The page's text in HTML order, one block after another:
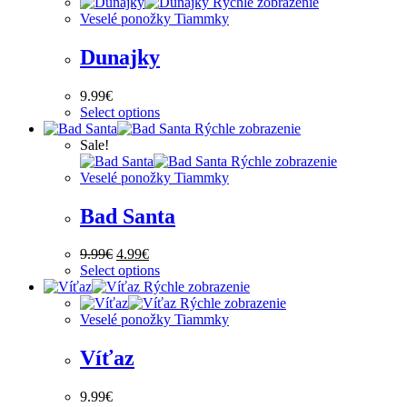
Veselé ponožky Tiammky
Dunajky
9.99€
Select optionsThis
product
multiple
variants.
options
may
on
the
product
page
Rýchle zobrazenie
Sale!
Rýchle zobrazenie
Veselé ponožky Tiammky
Bad Santa
9.99€ Original
price
was:
9.99€.
4.99€Current
price
is:
4.99€.
Select optionsThis
product
has
multiple
Rýchle zobrazenie
Rýchle zobrazenie
Veselé ponožky Tiammky
Víťaz
9.99€